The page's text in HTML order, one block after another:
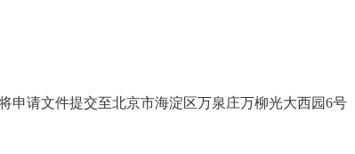
申请文件提交至北京市海淀区万泉庄万柳光大西园6号